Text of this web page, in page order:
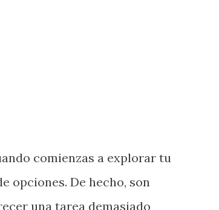
comienzas a explorar tu
opciones. De hecho, son
una tarea demasiado